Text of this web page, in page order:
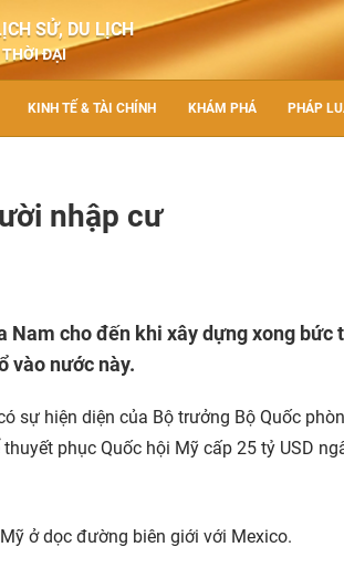
SỬ, DU LỊCH
THỜI ĐẠI
KINH TẾ & TÀI CHÍNH KHÁM PHÁ PHÁP
nhập cư
cho đến khi xây dựng xong bức
vào nước này.
sự hiện diện của Bộ trưởng Bộ Quốc
phục Quốc hội Mỹ cấp 25 tỷ USD
ở dọc đường biên giới với Mexico.